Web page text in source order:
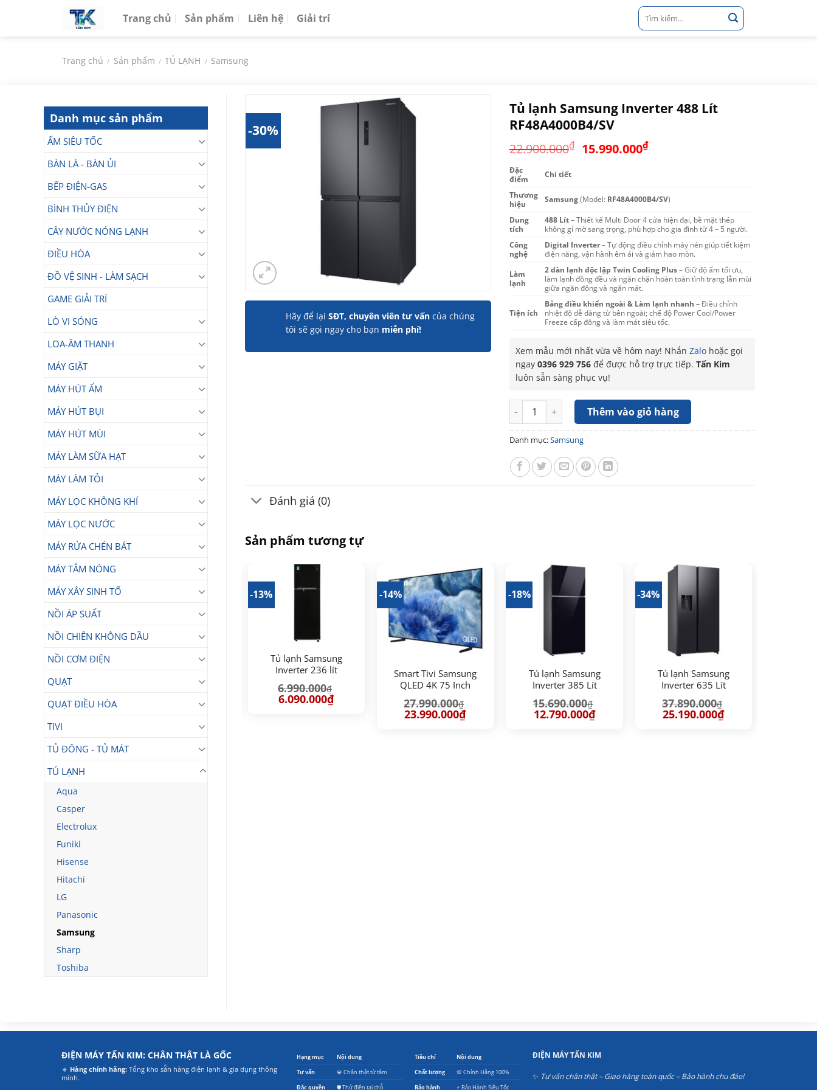
Trang chủ Sản phẩm Liên hệ Giải trí
Tìm
kiếm:
Trang chủ / Sản phẩm / TỦ LẠNH / Samsung
Danh mục sản phẩm
ẤM SIÊU TỐC
BÀN LÀ - BÀN ỦI
BẾP ĐIỆN-GAS
BÌNH THỦY ĐIỆN
CÂY NƯỚC NÓNG LẠNH
ĐIỀU HÒA
ĐỒ VỆ SINH - LÀM SẠCH
GAME GIẢI TRÍ
LÒ VI SÓNG
LOA-ÂM THANH
MÁY GIẶT
MÁY HÚT ẨM
MÁY HÚT BỤI
MÁY HÚT MÙI
MÁY LÀM SỮA HẠT
MÁY LÀM TỎI
MÁY LỌC KHÔNG KHÍ
MÁY LỌC NƯỚC
MÁY RỬA CHÉN BÁT
MÁY TẮM NÓNG
MÁY XÂY SINH TỐ
NỒI ÁP SUẤT
NỒI CHIÊN KHÔNG DẦU
NỒI CƠM ĐIỆN
QUẠT
QUẠT ĐIỀU HÒA
TIVI
TỦ ĐÔNG - TỦ MÁT
TỦ LẠNH
Aqua
Casper
Electrolux
Funiki
Hisense
Hitachi
LG
Panasonic
Samsung
Sharp
Toshiba
-30%
Hãy để lại SĐT, chuyên viên tư vấn của chúng
tôi sẽ gọi ngay cho bạn miễn phí!
Tủ lạnh Samsung Inverter 488 Lít
RF48A4000B4/SV
22.900.000₫ Giá
15.990.000₫Giá
15.990.000₫.
Đặc
điểm
Chi tiết
Thương
hiệu
Samsung(Model: RF48A4000B4/SV)
Dung
tích
488 Lít– Thiết kế Multi Door 4 cửa hiện đại, bề mặt thép
không gỉ mờ sang trọng, phù hợp cho gia đình từ 4 – 5 người.
Công
nghệ
Digital Inverter– Tự động điều chỉnh máy nén giúp tiết kiệm
điện năng, vận hành êm ái và giảm hao mòn.
Làm
lạnh
2 dàn lạnh độc lập Twin Cooling Plus– Giữ độ ẩm tối ưu,
làm lạnh đồng đều và ngăn chặn hoàn toàn tình trạng lẫn mùi
giữa ngăn đông và ngăn mát.
Tiện ích
Bảng điều khiển ngoài & Làm lạnh nhanh – Điều chỉnh
nhiệt độ dễ dàng từ bên ngoài; chế độ Power Cool/Power
Freeze cấp đông và làm mát siêu tốc.
Xem mẫu mới nhất vừa về hôm nay! Nhắn Zalohoặc gọi
ngay 0396 929 756để được hỗ trợ trực tiếp. Tấn Kim
luôn sẵn sàng phục vụ!
Tủ lạnh Samsung Inverter 488 Lít RF48A4000B4/SV số lượng
Thêm vào giỏ hàng
Danh mục:Samsung
Đánh giá (0)
Sản phẩm tương tự
-13%
Tủ lạnh Samsung
Inverter 236 lít
6.990.000₫
Giá
gốc
6.090.000₫Giá
-14%
Smart Tivi Samsung
QLED 4K 75 Inch
27.990.000₫
Giá
gốc
23.990.000₫Giá
-18%
Tủ lạnh Samsung
Inverter 385 Lít
15.690.000₫
Giá
gốc
12.790.000₫Giá
-34%
Tủ lạnh Samsung
Inverter 635 Lít
37.890.000₫
Giá
gốc
25.190.000₫Giá
Tủ lạnh Samsung
RT25M4032BU/SV
9.990.000₫
9.990.000₫.
6.290.000₫ Giá
hiện
Samsung Inverter 583
12.490.000₫
ĐIỆN MÁY TẤN KIM: CHÂN THẬT LÀ GỐC
🔹 Hàng chính hãng:Tổng kho sẵn hàng điện lạnh & gia dụng thông
minh.
Hạng mục Nội dung
Tư vấn 💎 Chân thật từ tâm
Đặc quyền 🛡️ Thử điện tại chỗ
Tiêu chí Nội dung
Chất lượng 💯 Chính Hãng 100%
Bảo hành ⚡ Bảo Hành Siêu Tốc
ĐIỆN MÁY TẤN KIM
✨ Tư vấn chân thật – Giao hàng toàn quốc – Bảo hành chu đáo!